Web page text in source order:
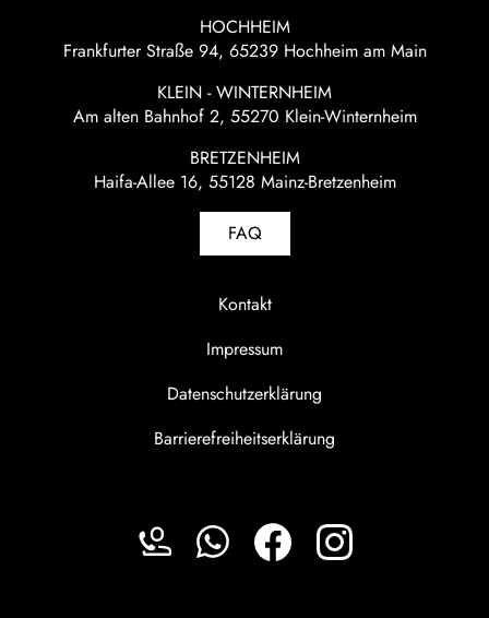
HOCHHEIM
Frankfurter Straße 94, 65239 Hochheim am Main
KLEIN - WINTERNHEIM
Am alten Bahnhof 2, 55270 Klein-Winternheim
BRETZENHEIM
Haifa-Allee 16, 55128 Mainz-Bretzenheim
FAQ
Kontakt
Impressum
Datenschutzerklärung
Barrierefreiheitserklärung